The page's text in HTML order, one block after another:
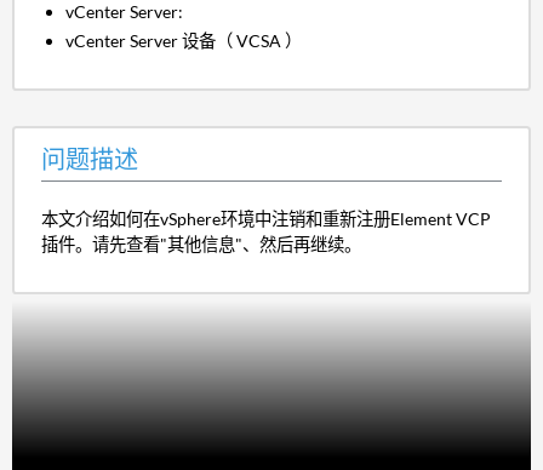
vCenter Server:
vCenter Server 设备（ VCSA ）
问题描述
本文介绍如何在vSphere环境中注销和重新注册Element VCP
插件。请先查看"其他信息"、然后再继续。